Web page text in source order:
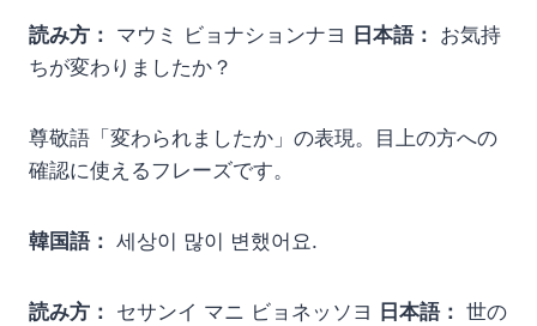
読み方： マウミ ビョナションナヨ 日本語： お気持
ちが変わりましたか？
尊敬語「変わられましたか」の表現。目上の方への
確認に使えるフレーズです。
韓国語： 세상이 많이 변했어요.
読み方： セサンイ マニ ビョネッソヨ 日本語： 世の